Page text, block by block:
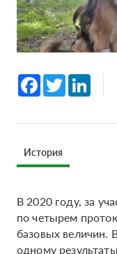
Facebook
Twitter
История
В 2020 году, за
по четырем
базовых величин.
одному